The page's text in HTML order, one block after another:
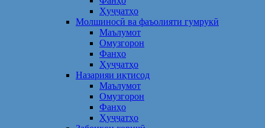
Ҳуҷҷатҳо
Молшиносӣ ва фаъолияти гумрукӣ
Маълумот
Омузгорон
Фанҳо
Ҳуҷҷатҳо
Назарияи иқтисод
Маълумот
Омузгорон
Фанҳо
Ҳуҷҷатҳо